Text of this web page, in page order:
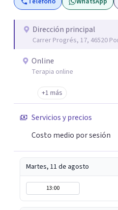
guiándolos hacia relaciones
Dirección principal
Carrer Progrés, 17, 46520
Online
Terapia online
+1 más
Servicios y precios
Costo medio por sesión
Martes, 11 de agosto
13:00